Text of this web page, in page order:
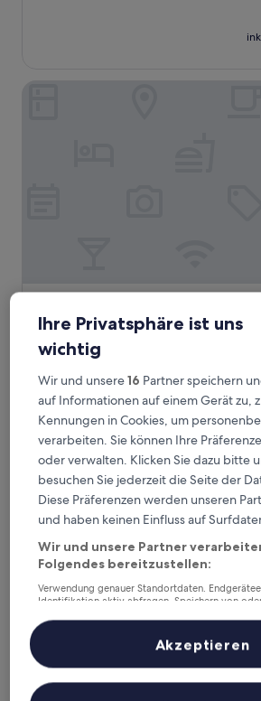
Bewertungen)
5.0-
Sterne-
0,8 km von Bahnhof Hoodi Halt entfernt
von
10,
Wunderbar,
(182
9,0/10
3. Crest Executive Suites
Crest Executive Suites
Crest Executive Suites
Ihre Privatsphäre ist uns
wichtig
Wir und unsere16 Partner speichern
auf Informationen auf einem Gerät zu,
Kennungen in Cookies, um
verarbeiten. Sie können Ihre
oder verwalten. Klicken Sie dazu bitte
besuchen Sie jederzeit die Seite der
Diese Präferenzen werden unseren
und haben keinen Einfluss auf
Wir und unsere Partner
Folgendes bereitzustellen:
Verwendung genauer Standortdaten.
Identifikation aktiv abfragen. Speichern von
Inhalte, Messung von Werbeleistung und der
Zielgruppenforschung sowie Entwicklung und
Liste der Partner (Lieferanten)
Akzeptieren